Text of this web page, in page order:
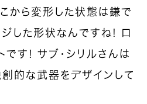
から変形した状態は鎌で
した形状なんですね！ ロ
す！ サブ・シリルさんは
創的な武器をデザインして